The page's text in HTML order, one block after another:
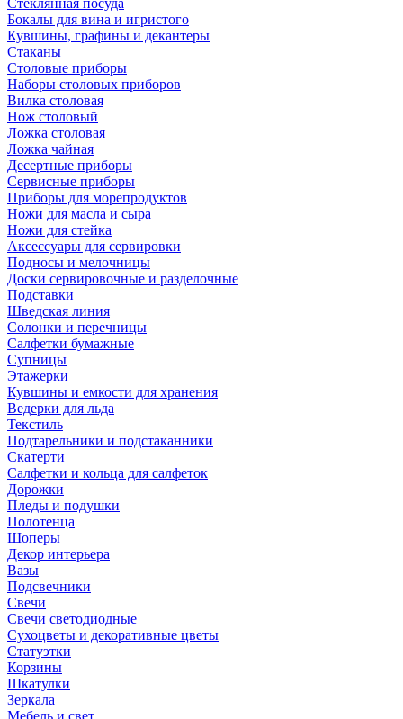
Стеклянная посуда
Бокалы для вина и игристого
Кувшины, графины и декантеры
Стаканы
Столовые приборы
Наборы столовых приборов
Вилка столовая
Нож столовый
Ложка столовая
Ложка чайная
Десертные приборы
Сервисные приборы
Приборы для морепродуктов
Ножи для масла и сыра
Ножи для стейка
Аксессуары для сервировки
Подносы и мелочницы
Доски сервировочные и разделочные
Подставки
Шведская линия
Солонки и перечницы
Салфетки бумажные
Супницы
Этажерки
Кувшины и емкости для хранения
Ведерки для льда
Текстиль
Подтарельники и подстаканники
Скатерти
Салфетки и кольца для салфеток
Дорожки
Пледы и подушки
Полотенца
Шоперы
Декор интерьера
Вазы
Подсвечники
Свечи
Свечи светодиодные
Сухоцветы и декоративные цветы
Статуэтки
Корзины
Шкатулки
Зеркала
Мебель и свет